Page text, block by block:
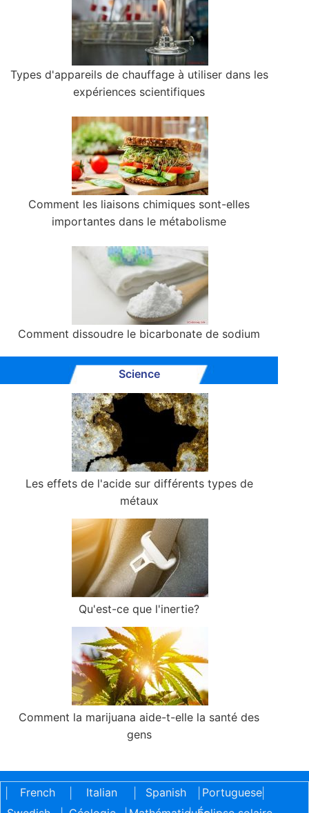
Types d'appareils de chauffage à utiliser dans les
expériences scientifiques
Comment les liaisons chimiques sont-elles
importantes dans le métabolisme
Comment dissoudre le bicarbonate de sodium
Science
Les effets de l'acide sur différents types de
métaux
Qu'est-ce que l'inertie?
Comment la marijuana aide-t-elle la santé des
gens
French Italian Spanish Portuguese|